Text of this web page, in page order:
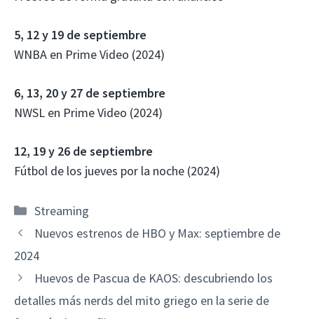
5, 12 y 19 de septiembre
WNBA en Prime Video (2024)
6, 13, 20 y 27 de septiembre
NWSL en Prime Video (2024)
12, 19 y 26 de septiembre
Fútbol de los jueves por la noche (2024)
Categorías
Streaming
Nuevos estrenos de HBO y Max: septiembre de
2024
Huevos de Pascua de KAOS: descubriendo los
detalles más nerds del mito griego en la serie de